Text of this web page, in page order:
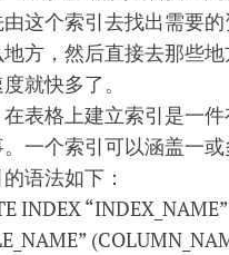
这个索引去找出需要
方，然后直接去那些
就快多了。
表格上建立索引是一
一个索引可以涵盖一
语法如下：
INDEX